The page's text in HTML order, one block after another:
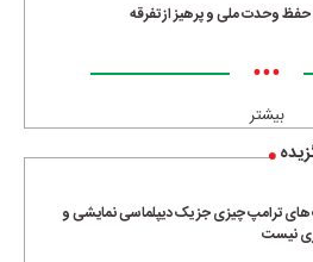
حفظ وحدت ملی و پرهیز از تفرقه
•••
بیشتر
ترامپ چیزی جز یک دیپلماسی نمایشی و
نیست